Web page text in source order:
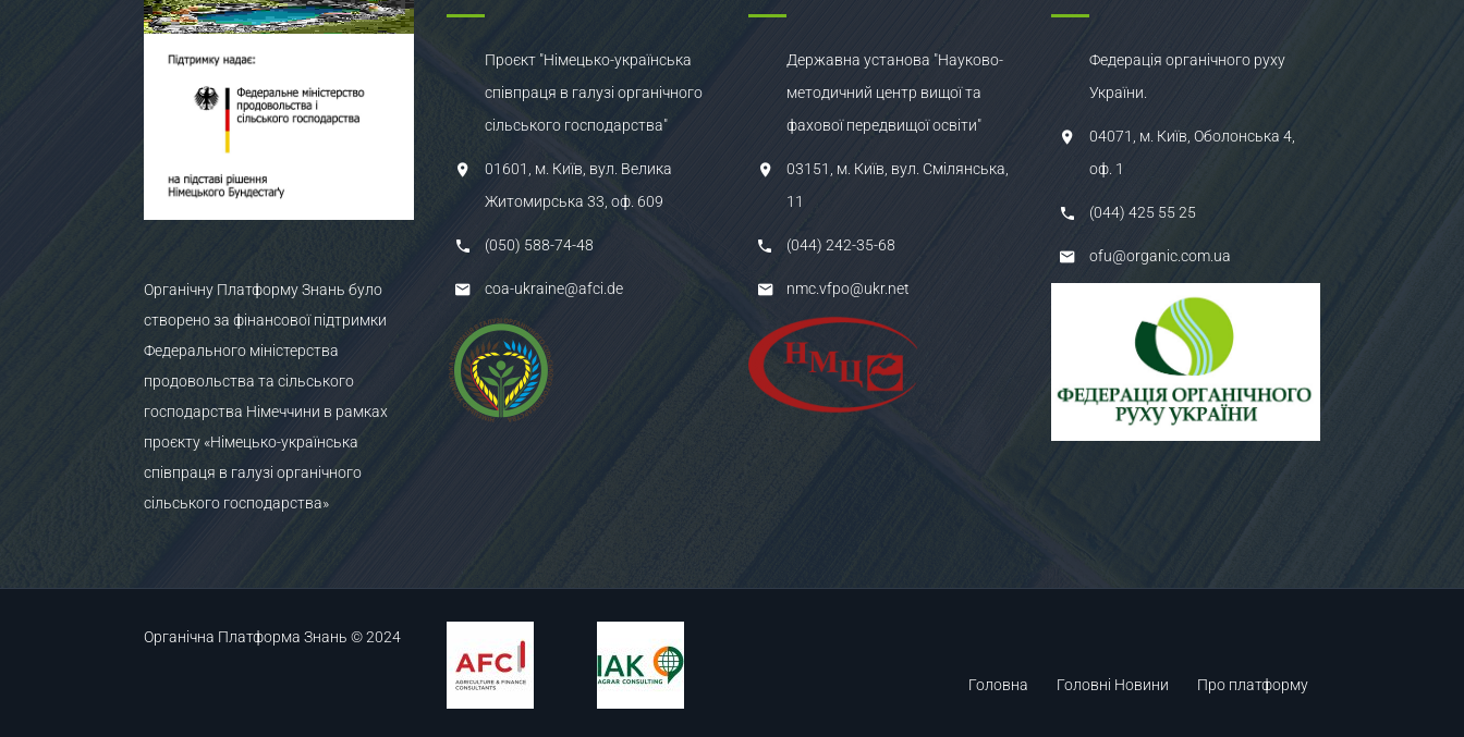
Органічну Платформу Знань було
створено за фінансової підтримки
Федерального міністерства
продовольства та сільського
господарства Німеччини в рамках
проєкту «Німецько-українська
співпраця в галузі органічного
сільського господарства»
Проєкт "Німецько-українська
співпраця в галузі органічного
сільського господарства"
01601, м. Київ, вул. Велика
Житомирська 33, оф. 609
(050) 588-74-48
coa-ukraine@afci.de
Державна установа "Науково-
методичний центр вищої та
фахової передвищої освіти"
03151, м. Київ, вул. Смілянська,
11
(044) 242-35-68
nmc.vfpo@ukr.net
Федерація органічного руху
України.
04071, м. Київ, Оболонська 4,
оф. 1
(044) 425 55 25
ofu@organic.com.ua
Органічна Платформа Знань © 2024
Головна Головні Новини Про платформу